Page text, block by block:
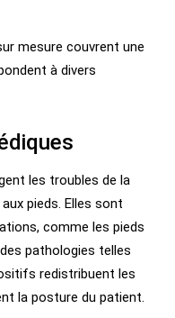
mesure couvrent une
à divers
les troubles de la
pieds. Elles sont
comme les pieds
pathologies telles
redistribuent les
la posture du patient.